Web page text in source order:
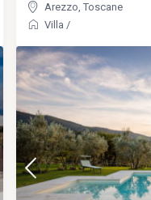
Arezzo, Toscane
Villa /